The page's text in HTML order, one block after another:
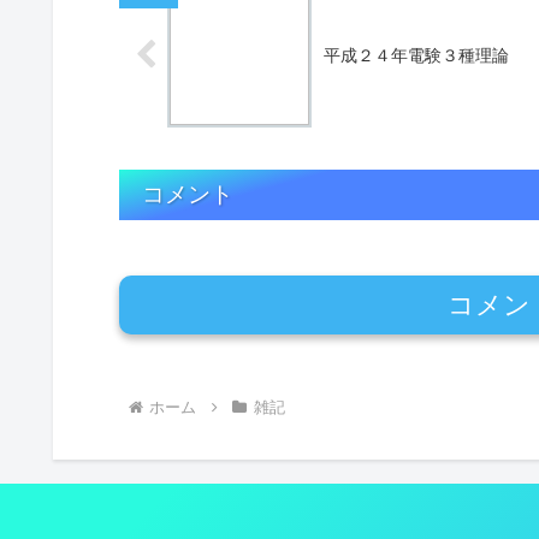
平成２４年電験３種理論
コメント
コメン
ホーム 雑記